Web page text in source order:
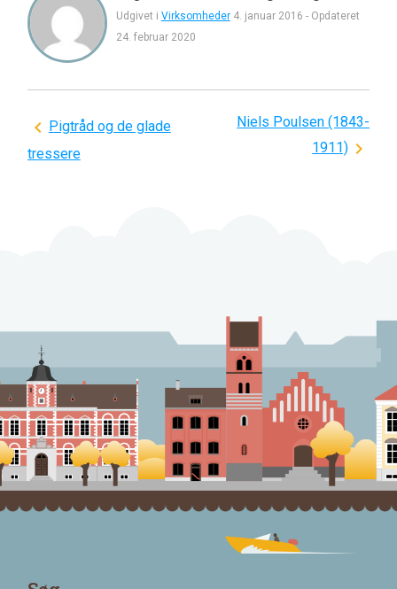
Udgivet i Virksomheder 4. januar 2016 - Opdateret
24. februar 2020
Indlægsnavigation
Pigtråd og de glade
tressere
Niels Poulsen (1843-
1911)